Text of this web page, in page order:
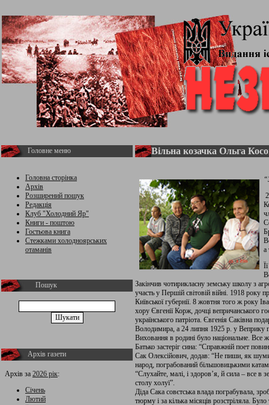
Головне меню
Головна сторінка
Архів
Розширений пошук
Редакція
Клуб "Холодний Яр"
Книги - поштою
Гостьова книга
Стежками холодноярських
отаманів
Пошук
Архів газети
Архів за 2026 рік:
Січень
Лютий
Вільна козачка Ольга
а
Закінчив чотирикласну земську школу з
участь у Першій світовій війні. 1918 року
Київської губернії. 8 жовтня того ж року
хору Євгенії Корж, дочці вепричанського
українського патріота. Євгенія Саківна
Володимира, а 24 липня 1925 р. у Веприку
Виховання в родині було національне. Все
Батько застеріг сина: “Справжній поет
Сак Олексійович, додав: “Не пиши, як
народ, пограбований більшовицькими
“Слухайте, малі, і здоров’я, й сила – все в
столу холуї”.
Діда Сака совєтська влада пограбувала,
тюрму і за кілька місяців розстріляла.